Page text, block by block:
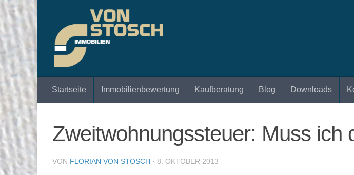
Zum Inhalt springen
Startseite Immobilienbewertung Kaufberatung Blog Downloads
Zweitwohnungssteuer: Muss ich
VON FLORIAN VON STOSCH · 8. OKTOBER 2013